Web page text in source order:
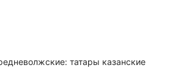
татары казанские